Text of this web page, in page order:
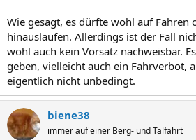
Wie gesagt, es dürfte wohl auf Fahren
hinauslaufen. Allerdings ist der Fall
wohl auch kein Vorsatz nachweisbar.
geben, vielleicht auch ein Fahrverbot,
eigentlich nicht unbedingt.
biene38
immer auf einer Berg- und Talfahrt